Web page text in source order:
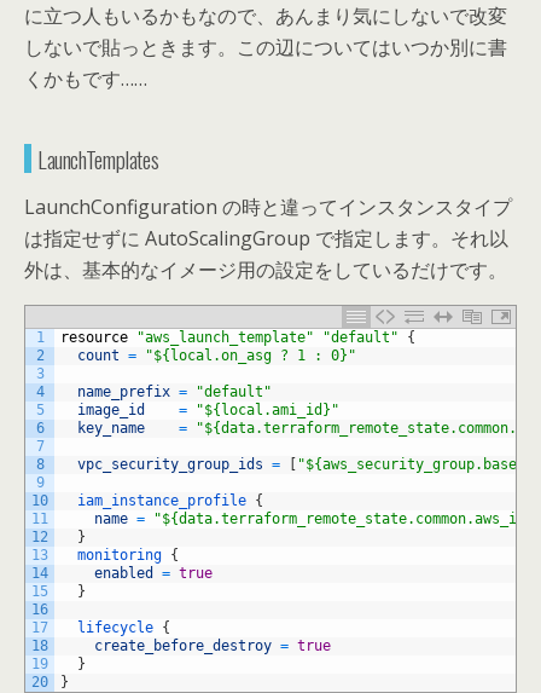
に立つ人もいるかもなので、あんまり気にしないで改変
しないで貼っときます。この辺についてはいつか別に書
くかもです……
LaunchTemplates
LaunchConfiguration の時と違ってインスタンスタイプ
は指定せずに AutoScalingGroup で指定します。それ以
外は、基本的なイメージ用の設定をしているだけです。
1
2
3
4
5
6
7
8
9
10
11
12
13
14
15
16
17
18
19
20
resource "aws_launch_template" "default"
{
count = "${local.on_asg ? 1 : 0}"
name_prefix =
"default"
image_id
=
"${local.ami_id}"
key_name
=
vpc_security_group_ids =
iam_instance_profile {
name =
}
monitoring {
enabled
= true
}
lifecycle {
create_before_destroy = true
}
}